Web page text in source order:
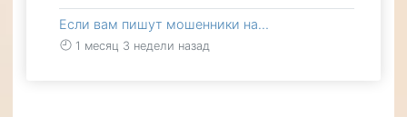
Если вам пишут мошенники на…
1 месяц 3 недели назад